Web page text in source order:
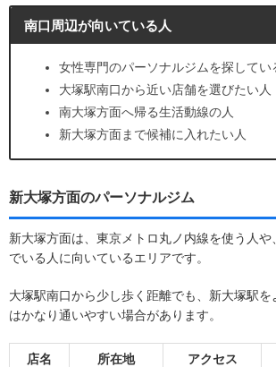
南口周辺が向いている人
女性専門のパーソナルジムを探してい
大塚駅南口から近い店舗を選びたい人
南大塚方面へ帰る生活動線の人
新大塚方面まで候補に入れたい人
新大塚方面のパーソナルジム
新大塚方面は、東京メトロ丸ノ内線を使う人や
でいる人に向いているエリアです。
大塚駅南口から少し歩く距離でも、新大塚駅を
はかなり通いやすい場合があります。
店名 所在地 アクセス